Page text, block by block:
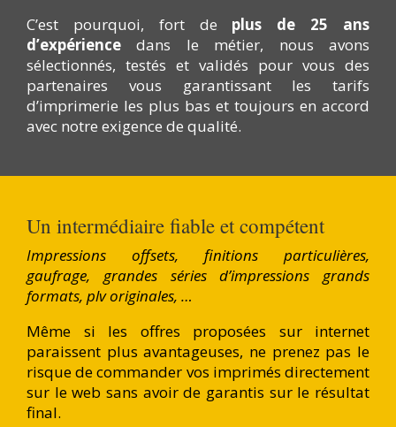
C’est pourquoi, fort de plus de 25 ans
d’expérience dans le métier, nous avons
sélectionnés, testés et validés pour vous des
partenaires vous garantissant les tarifs
d’imprimerie les plus bas et toujours en accord
avec notre exigence de qualité.
Un intermédiaire fiable et compétent
Impressions offsets, finitions particulières,
gaufrage, grandes séries d’impressions grands
formats, plv originales, …
Même si les offres proposées sur internet
paraissent plus avantageuses, ne prenez pas le
risque de commander vos imprimés directement
sur le web sans avoir de garantis sur le résultat
final.